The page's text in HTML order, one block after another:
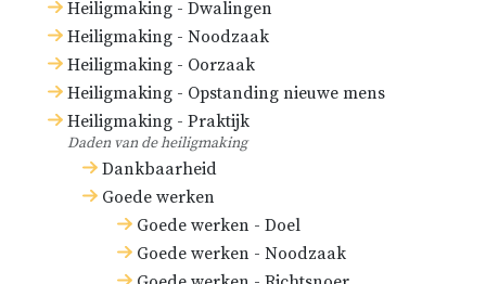
Heiligmaking - Dwalingen
Heiligmaking - Noodzaak
Heiligmaking - Oorzaak
Heiligmaking - Opstanding nieuwe mens
Heiligmaking - Praktijk
Daden van de heiligmaking
Dankbaarheid
Goede werken
Goede werken - Doel
Goede werken - Noodzaak